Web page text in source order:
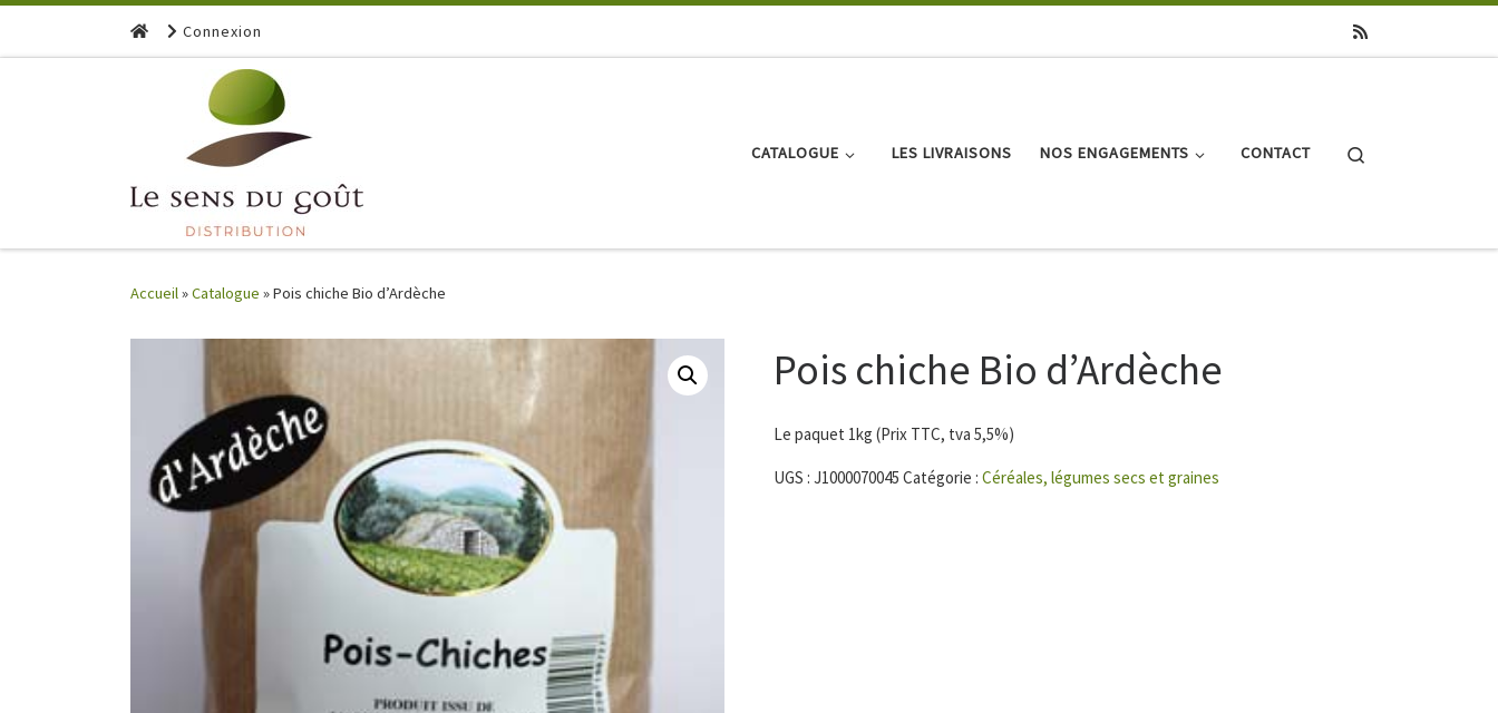
Skip to content Connexion
CATALOGUE LES LIVRAISONS NOS ENGAGEMENTS CONTACT
Accueil»Catalogue »Pois chiche Bio d’Ardèche
Pois chiche Bio d’Ardèche
Le paquet 1kg (Prix TTC, tva 5,5%)
UGS :J1000070045 Catégorie :Céréales, légumes secs et graines